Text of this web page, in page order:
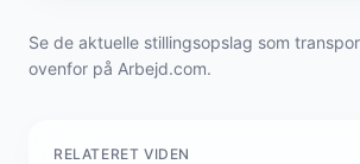
Se de aktuelle stillingsopslag som
ovenfor på Arbejd.com.
RELATERET VIDEN